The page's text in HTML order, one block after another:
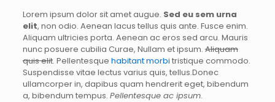
Lorem ipsum dolor sit amet augue. Sed eu sem urna
elit, non odio. Aenean lacus tellus quis ante. Fusce enim.
Aliquam ultricies porta. Aenean ac eros sed arcu. Mauris
nunc posuere cubilia Curae, Nullam et ipsum.Aliquam
quis elit. Pellentesque habitant morbi tristique commodo.
Suspendisse vitae lectus varius quis, tellus.Donec
ullamcorper in, dapibus quam hendrerit eget, bibendum
a, bibendum tempus. Pellentesque ac ipsum.